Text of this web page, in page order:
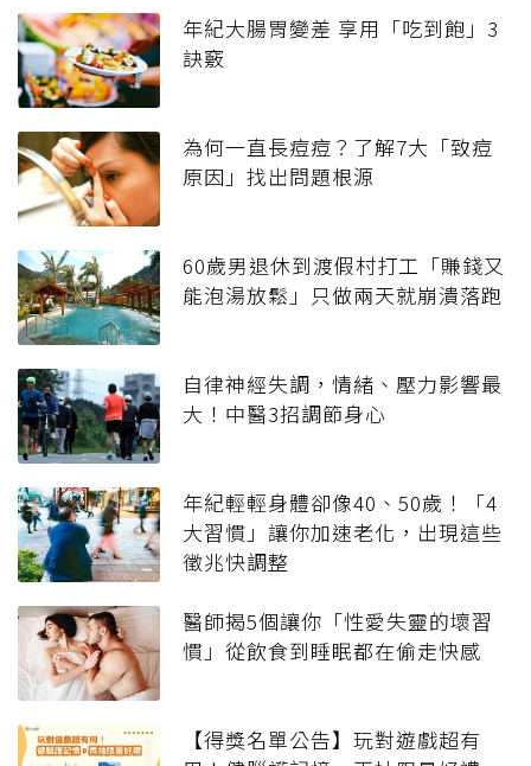
年紀大腸胃變差 享用「吃到飽」3
訣竅
為何一直長痘痘？了解7大「致痘
原因」找出問題根源
60歲男退休到渡假村打工「賺錢又
能泡湯放鬆」只做兩天就崩潰落跑
自律神經失調，情緒、壓力影響最
大！中醫3招調節身心
年紀輕輕身體卻像40、50歲！「4
大習慣」讓你加速老化，出現這些
徵兆快調整
醫師揭5個讓你「性愛失靈的壞習
慣」從飲食到睡眠都在偷走快感
【得獎名單公告】玩對遊戲超有